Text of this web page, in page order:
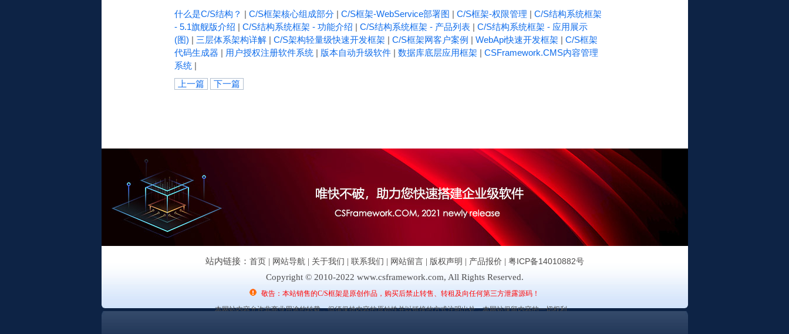
什么是C/S结构？ | C/S框架核心组成部分| C/S框架-WebService部署图 | C/S框架-权限管理 | C/S结构系统框架
- 5.1旗舰版介绍 | C/S结构系统框架 - 功能介绍 | C/S结构系统框架 - 产品列表| C/S结构系统框架 - 应用展示
(图) | 三层体系架构详解| C/S架构轻量级快速开发框架 | C/S框架网客户案例 | WebApi快速开发框架 | C/S框架
代码生成器 | 用户授权注册软件系统| 版本自动升级软件| 数据库底层应用框架 | CSFramework.CMS内容管理
系统|
上一篇
下一篇
站内链接： 首页| 网站导航 | 关于我们 | 联系我们 | 网站留言| 版权声明 | 产品报价 | 粤ICP备14010882号
Copyright © 2010-2022 www.csframework.com, All Rights Reserved.
敬告：本站销售的C/S框架是原创作品，购买后禁止转售、转租及向任何第三方泄露源码！
本网站内容允许非商业用途的转载，但须保持内容的原始性并以链接的方式注明出处，本网站保留内容的一切权利。